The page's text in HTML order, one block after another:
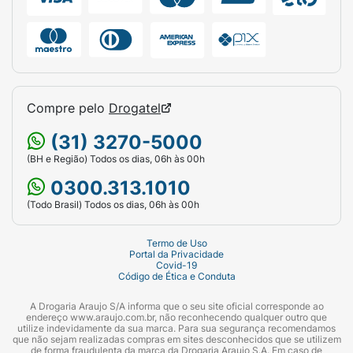
texturas, uma excelente dica é deixá-lo na
geladeira por cerca de 15 minutos antes de
comer; isso deixará o biscoito e a cobertura
externa ainda mais firmes e estaladiços,
realçando o recheio cremoso.
Ingredientes :
Açúcar, gordura vegetal, leite em pó, biscoito
em pó, massa de cacau, cacau em pó, farinha
de trigo enriquecida com ferro, ácido fólico,
tiamina, riboflavina, niacina e zinco, gordura
anidra de leite, manteiga de cacau, sal,
castanha-de-caju, amendoim, extrato de
malte, emulsificantes lecitina e poliglicerol
polirricinoleato e aromatizantes.
Alérgicos:
Compre pelo Drogatel
(31) 3270-5000
(BH e Região) Todos os dias, 06h às 00h
0300.313.1010
(Todo Brasil) Todos os dias, 06h às 00h
Termo de Uso
Portal da Privacidade
Covid-19
Código de Ética e Conduta
A Drogaria Araujo S/A informa que o seu site oficial corresponde ao
endereço www.araujo.com.br, não reconhecendo qualquer outro que
utilize indevidamente da sua marca. Para sua segurança recomendamos
que não sejam realizadas compras em sites desconhecidos que se utilizem
de forma fraudulenta da marca da Drogaria Araujo S.A. Em caso de